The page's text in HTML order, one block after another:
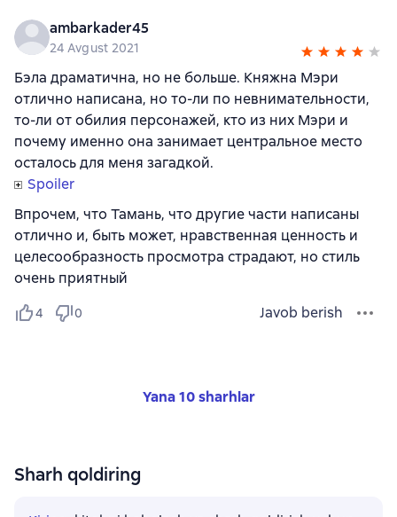
ambarkader45
24 Avgust 2021
Бэла драматична, но не больше. Княжна Мэри
отлично написана, но то-ли по невнимательности,
то-ли от обилия персонажей, кто из них Мэри и
почему именно она занимает центральное место
осталось для меня загадкой.
Spoiler
Впрочем, что Тамань, что другие части написаны
отлично и, быть может, нравственная ценность и
целесообразность просмотра страдают, но стиль
очень приятный
4 0 Javob berish
Yana 10 sharhlar
Sharh qoldiring